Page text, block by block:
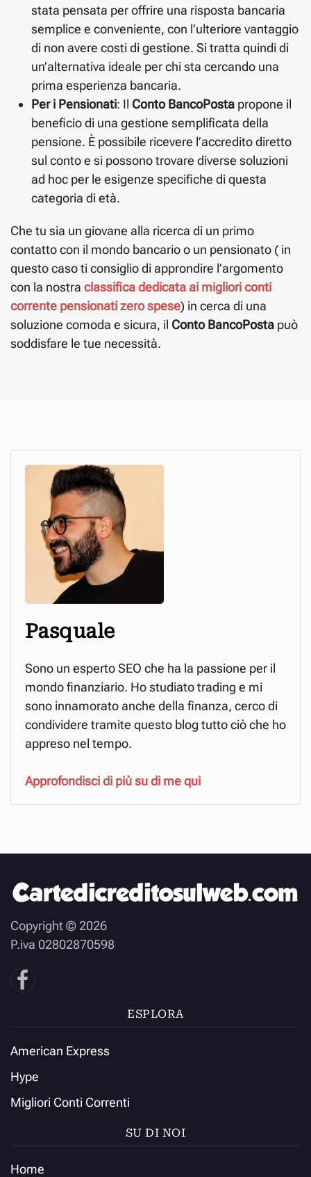
stata pensata per offrire una risposta bancaria
semplice e conveniente, con l’ulteriore vantaggio
di non avere costi di gestione. Si tratta quindi di
un’alternativa ideale per chi sta cercando una
prima esperienza bancaria.
Per i Pensionati: Il Conto BancoPosta propone il
beneficio di una gestione semplificata della
pensione. È possibile ricevere l’accredito diretto
sul conto e si possono trovare diverse soluzioni
ad hoc per le esigenze specifiche di questa
categoria di età.
Che tu sia un giovane alla ricerca di un primo
contatto con il mondo bancario o un pensionato ( in
questo caso ti consiglio di approndire l’argomento
con la nostra classifica dedicata ai migliori conti
corrente pensionati zero spese) in cerca di una
soluzione comoda e sicura, il Conto BancoPosta può
soddisfare le tue necessità.
Pasquale
Sono un esperto SEO che ha la passione per il
mondo finanziario. Ho studiato trading e mi
sono innamorato anche della finanza, cerco di
condividere tramite questo blog tutto ciò che ho
appreso nel tempo.
Approfondisci di più su di me qui
Copyright © 2026
P.iva 02802870598
ESPLORA
American Express
Hype
Migliori Conti Correnti
SU DI NOI
Home